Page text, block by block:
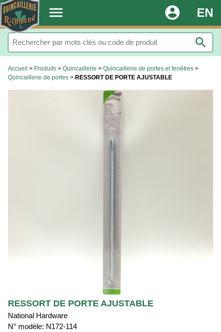
. menu EN
account_circle
search
Accueil > Produits > Quincaillerie > Quincaillerie de portes et fenêtres >
Quincaillerie de portes > RESSORT DE PORTE AJUSTABLE
RESSORT DE PORTE AJUSTABLE
National Hardware
N° modèle: N172-114